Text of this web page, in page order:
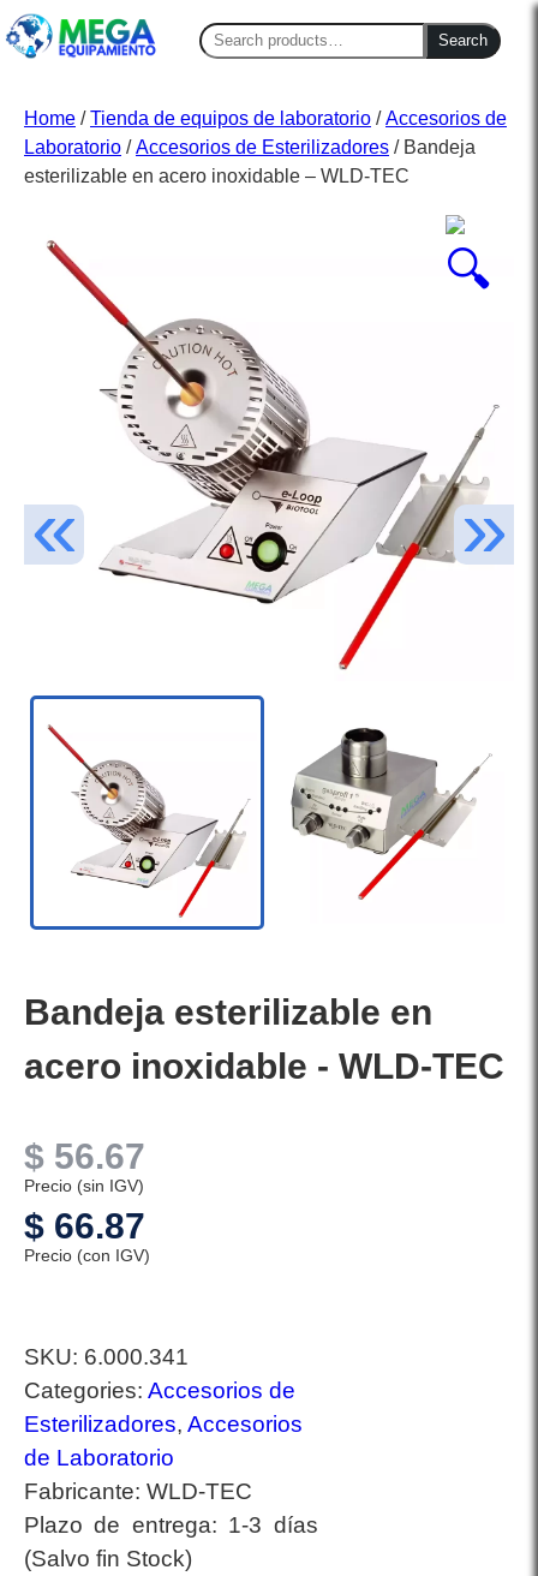
Search
for:
Search
Home /Tienda de equipos de laboratorio /Accesorios de
Laboratorio /Accesorios de Esterilizadores / Bandeja
esterilizable en acero inoxidable – WLD-TEC
Bandeja esterilizable en
acero inoxidable - WLD-TEC
$ 56.67
Precio (sin IGV)
$ 66.87
Precio (con IGV)
SKU: 6.000.341
Categories: Accesorios de
Esterilizadores, Accesorios
de Laboratorio
Fabricante: WLD-TEC
Plazo de entrega: 1-3 días
(Salvo fin Stock)